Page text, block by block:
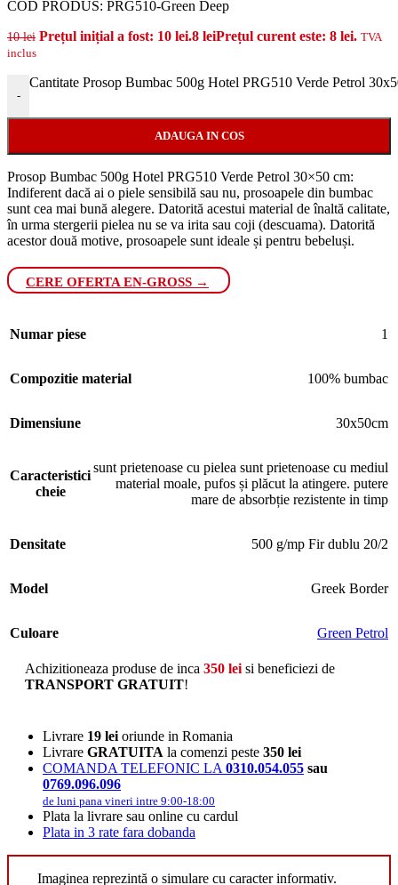
COD PRODUS: PRG510-Green Deep
10lei Prețul inițial a fost: 10 lei.8 leiPrețul curent este: 8 lei. TVA
inclus
-
Cantitate Prosop Bumbac 500g Hotel PRG510 Verde Petrol
ADAUGA IN COS
Prosop Bumbac 500g Hotel PRG510 Verde Petrol 30×50 cm:
Indiferent dacă ai o piele sensibilă sau nu, prosoapele din bumbac
sunt cea mai bună alegere. Datorită acestui material de înaltă calitate,
în urma stergerii pielea nu se va irita sau coji (descuama). Datorită
acestor două motive, prosoapele sunt ideale și pentru bebeluși.
CERE OFERTA EN-GROSS →
Numar piese 1
Compozitie material 100% bumbac
Dimensiune 30x50cm
Caracteristici
cheie
sunt prietenoase cu pielea sunt prietenoase cu mediul
material moale, pufos și plăcut la atingere. putere
mare de absorbție rezistente in timp
Densitate 500 g/mp Fir dublu 20/2
Model Greek Border
Culoare Green Petrol
Achizitioneaza produse de inca 350 lei si beneficiezi de
TRANSPORT GRATUIT!
Livrare 19 lei oriunde in Romania
Livrare GRATUITA la comenzi peste 350 lei
COMANDA TELEFONIC LA 0310.054.055 sau
0769.096.096
de luni pana vineri intre 9:00-18:00
Plata la livrare sau online cu cardul
Plata in 3 rate fara dobanda
Imaginea reprezintă o simulare cu caracter informativ.